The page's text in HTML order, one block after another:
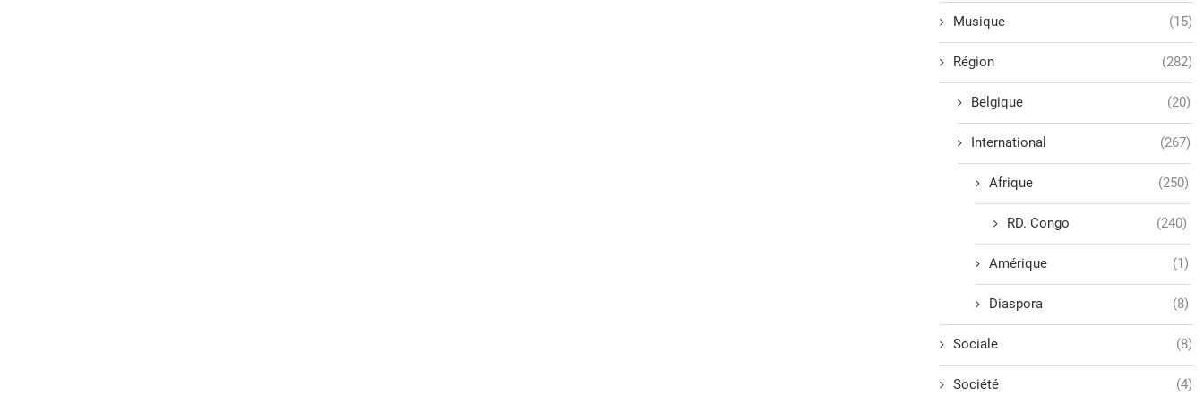
Musique (15)
Région (282)
Belgique (20)
International (267)
Afrique (250)
RD. Congo (240)
Amérique (1)
Diaspora (8)
Sociale (8)
Société (4)